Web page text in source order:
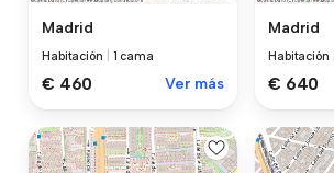
Madrid
Habitación 1 cama
€ 460 Ver más
Madrid
Habitación
€ 640